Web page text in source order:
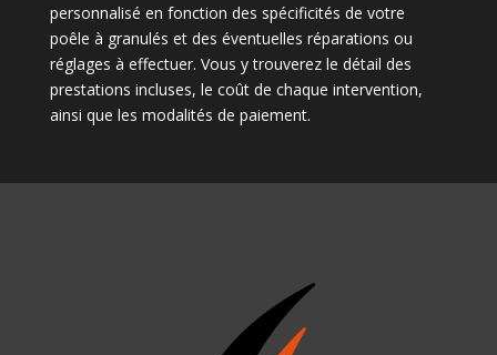
personnalisé en fonction des spécificités de votre
poêle à granulés et des éventuelles réparations ou
réglages à effectuer. Vous y trouverez le détail des
prestations incluses, le coût de chaque intervention,
ainsi que les modalités de paiement.